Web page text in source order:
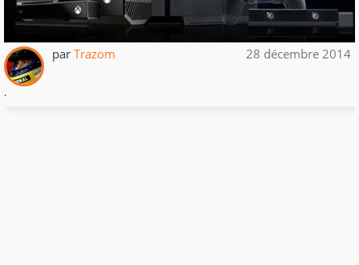
par Trazom 28 décembre 2014
.